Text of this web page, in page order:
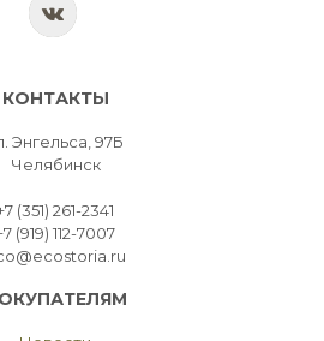
КОНТАКТЫ
Энгельса, 97Б
Челябинск
(351) 261-2341
(919) 112-7007